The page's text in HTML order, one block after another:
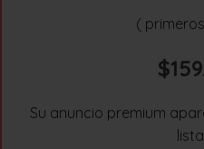
(
Su anuncio premium